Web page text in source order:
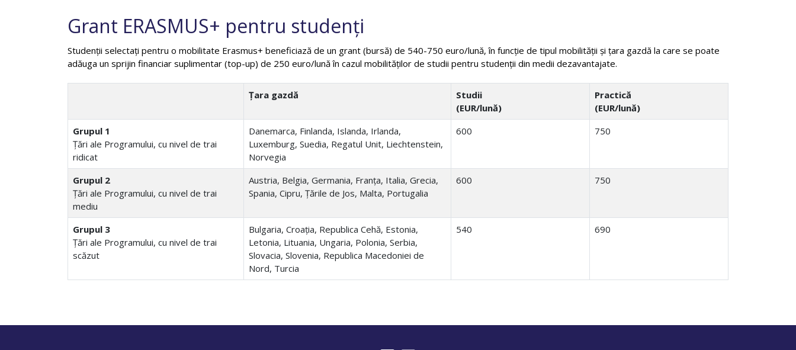
Grant ERASMUS+ pentru studenți
Studenții selectați pentru o mobilitate Erasmus+ beneficiază de un grant (bursă) de 540-750 euro/lună, în funcție de tipul mobilității și țara gazdă la care se poate
adăuga un sprijin financiar suplimentar (top-up) de 250 euro/lună în cazul mobilităților de studii pentru studenții din medii dezavantajate.
Țara gazdă
Studii
(EUR/lună)
Practică
(EUR/lună)
Grupul 1
Ţări ale Programului, cu nivel de trai
ridicat
Danemarca, Finlanda, Islanda, Irlanda,
Luxemburg, Suedia, Regatul Unit, Liechtenstein,
Norvegia
600 750
Grupul 2
Ţări ale Programului, cu nivel de trai
mediu
Austria, Belgia, Germania, Franța, Italia, Grecia,
Spania, Cipru, Țările de Jos, Malta, Portugalia
600 750
Grupul 3
Ţări ale Programului, cu nivel de trai
scăzut
Bulgaria, Croația, Republica Cehă, Estonia,
Letonia, Lituania, Ungaria, Polonia, Serbia,
Slovacia, Slovenia, Republica Macedoniei de
Nord, Turcia
540 690